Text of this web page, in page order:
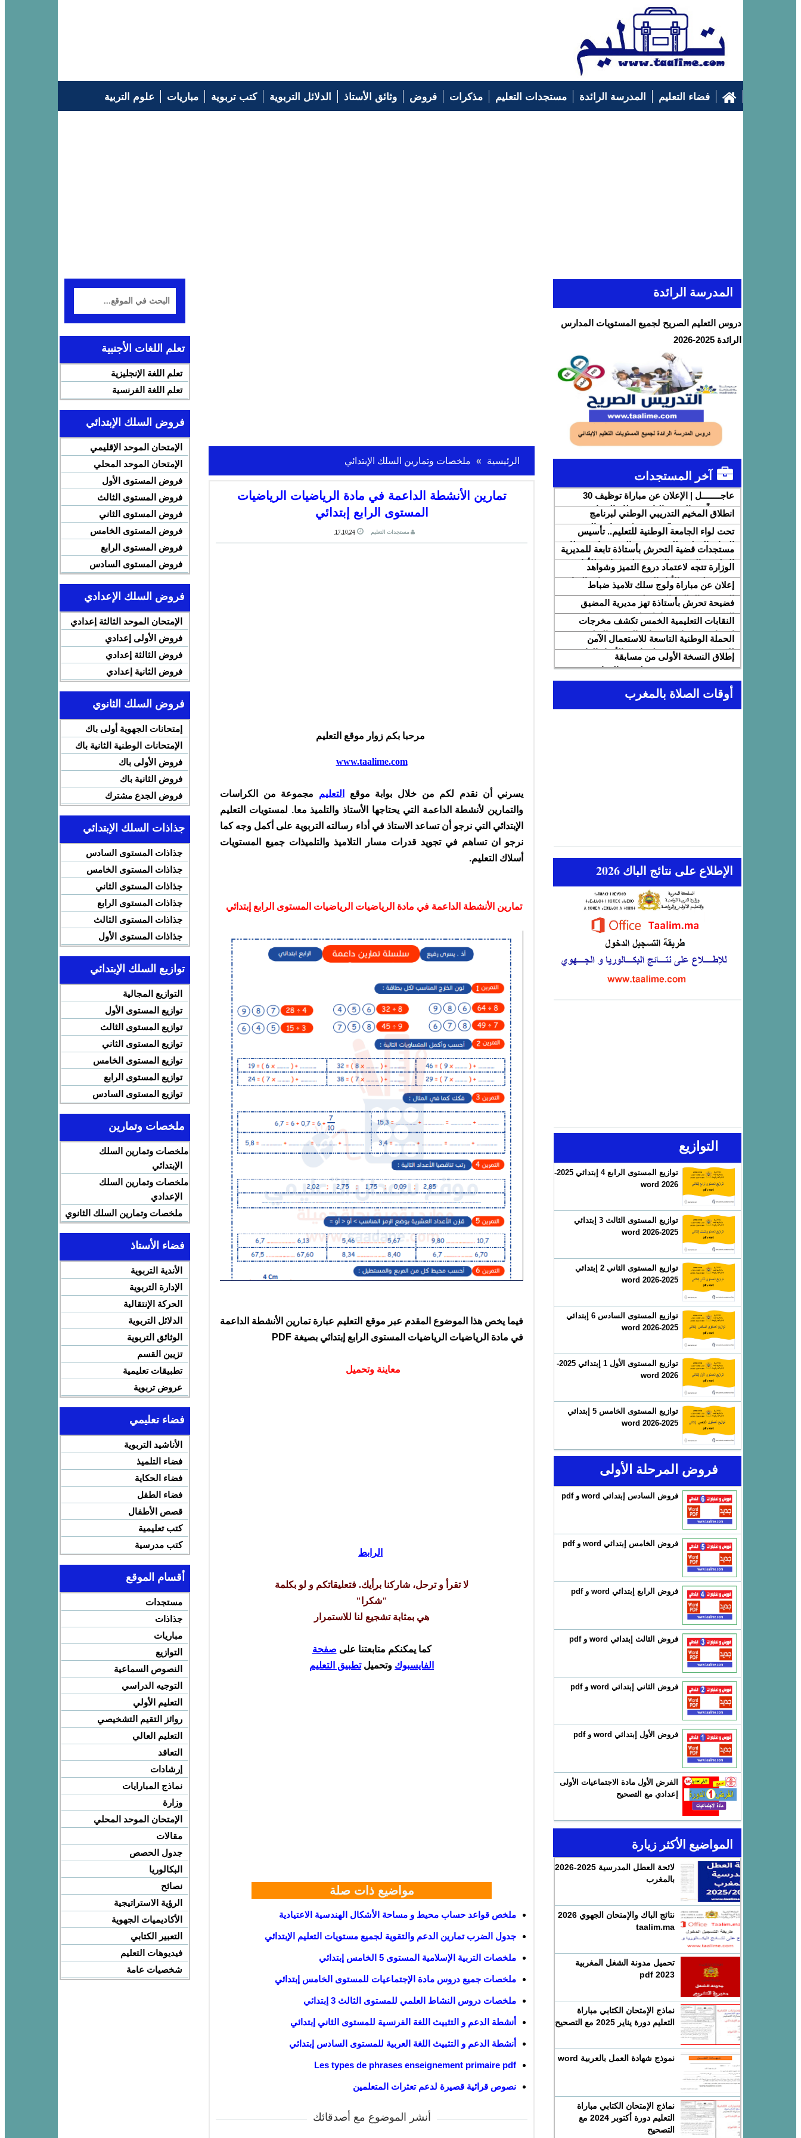
فضاء التعليم المدرسة الرائدة مستجدات التعليم مذكرات فروض وثائق الأستاذ الدلائل التربوية كتب تربوية مباريات
علوم التربية
الرئيسية ملخصات وتمارين السلك الإبتدائي
تمارين الأنشطة الداعمة في مادة الرياضيات الرياضيات
المستوى الرابع إبتدائي
مستجدات التعليم 17.10.24
مرحبا بكم زوار موقع التعليم
www.taalime.com
يسرني أن نقدم لكم من خلال بوابة موقع التعليم مجموعة من الكراسات
والتمارين لأنشطة الداعمة التي يحتاجها الأستاذ والتلميذ معا. لمستويات التعليم
الإبتدائي التي نرجو أن تساعد الاستاذ في أداء رسالته التربوية على أكمل وجه كما
نرجو ان تساهم في تجويد قدرات مسار
التلاميذ والتلميذات جميع المستويات
أسلاك التعليم.
تمارين الأنشطة الداعمة في مادة الرياضيات الرياضيات المستوى الرابع إبتدائي
فيما يخص هذا الموضوع المقدم عبر موقع التعليم عبارة تمارين الأنشطة الداعمة
في مادة الرياضيات الرياضيات المستوى الرابع إبتدائي بصيغة PDF
معاينة وتحميل
الرابط
لا تقرأ و ترحل، شاركنا برأيك. فتعليقاتكم و لو بكلمة
"شكرا"
هي بمثابة تشجيع لنا للاستمرار
كما يمكنكم متابعتنا على صفحة
الفايسبوك وتحميلتطبيق التعليم
مواضيع ذات صلة
ملخص قواعد حساب محيط و مساحة الأشكال الهندسية الاعتيادية
جدول الضرب تمارين الدعم والتقوية لجميع مستويات التعليم الإبتدائي
ملخصات التربية الإسلامية المستوى 5 الخامس إبتدائي
ملخصات جميع دروس مادة الإجتماعيات للمستوى الخامس إبتدائي
ملخصات دروس النشاط العلمي للمستوى الثالث 3 إبتدائي
أنشطة الدعم و التثبيث اللغة الفرنسية للمستوى الثاني إبتدائي
أنشطة الدعم و التثبيث اللغة العربية للمستوى السادس إبتدائي
Les types de phrases enseignement primaire pdf
نصوص قرائية قصيرة لدعم تعثرات المتعلمين
أنشر الموضوع مع أصدقائك
المدرسة الرائدة
دروس التعليم الصريح لجميع المستويات المدارس
الرائدة 2025-2026
آخر المستجدات
عاجــــــــل | الإعلان عن مباراة توظيف 30
متصرفاً من الدرجة الثانية بقطاع الشباب
انطلاق المخيم التدريبي الوطني لبرنامج
DigiSchool بشراكة مع شركة هواوي المغرب
تحت لواء الجامعة الوطنية للتعليم.. تأسيس
النقابة الوطنية للمتصرفين والمتصرفات بقطاع
التربية الوطنية SNASE وانتخاب مكتبها
الوطني
مستجدات قضية التحرش بأستاذة تابعة للمديرية
الإقليمية المضيق الفنيدق ولجنة تابعة للأكاديمية
الجهوية للتربية والتكوين بجهة طنجة تطوان
الحسيمة، تحل بذات المديرية الإقليمية
الوزارة تتجه لاعتماد دروع التميز وشواهد
تقديرية لتثمين الأداء التربوي بمؤسسات الريادة
إعلان عن مباراة ولوج سلك تلاميذ ضباط
المدرسة الملكية الجوية لسنة 2026
فضيحة تحرش بأستاذة تهز مديرية المضيق
الفنيدق… تحقيق عاجل ولجنة تفتيش على
الخط
النقابات التعليمية الخمس تكشف مخرجات
اجتماع 12 فبراير مع وزارة التربية والتعليم
وتطالب بتسريع تنزيل الالتزامات
الحملة الوطنية التاسعة للاستعمال الآمن
للإنترنت: تعبئة تربوية لمواجهة الأخبار الزائفة
في عصر الذكاء الاصطناعي
إطلاق النسخة الأولى من مسابقة
“Cap'Lecture Maroc” لتعزيز القراءة
بالفرنسية سنة 2026
أوقات الصلاة بالمغرب
الإطلاع على نتائج الباك 2026
التوازيع
توازيع المستوى الرابع 4 إبتدائي 2025-
2026 word
توازيع المستوى الثالث 3 إبتدائي
2025-2026 word
توازيع المستوى الثاني 2 إبتدائي
2025-2026 word
توازيع المستوى السادس 6 إبتدائي
2025-2026 word
توازيع المستوى الأول 1 إبتدائي 2025-
2026 word
توازيع المستوى الخامس 5 إبتدائي
2025-2026 word
فروض المرحلة الأولى
فروض السادس إبتدائي word و pdf
فروض الخامس إبتدائي word و pdf
فروض الرابع إبتدائي word و pdf
فروض الثالث إبتدائي word و pdf
فروض الثاني إبتدائي word و pdf
فروض الأول إبتدائي word و pdf
الفرض الأول مادة الاجتماعيات الأولى
إعدادي مع التصحيح
المواضيع الأكثر زيارة
لائحة العطل المدرسية 2025-2026
بالمغرب
نتائج الباك والإمتحان الجهوي 2026
taalim.ma
تحميل مدونة الشغل المغربية
2023 pdf
نماذج الإمتحان الكتابي مباراة
التعليم دورة يناير 2025 مع التصحيح
نموذج شهادة العمل بالعربية word
نماذج الإمتحان الكتابي مباراة
التعليم دورة أكتوبر 2024 مع
التصحيح
تعلم اللغات الأجنبية
تعلم اللغة الإنجليزية
تعلم اللغة الفرنسية
فروض السلك الإبتدائي
الإمتحان الموحد الإقليمي
الإمتحان الموحد المحلي
فروض المستوى الأول
فروض المستوى الثالث
فروض المستوى الثاني
فروض المستوى الخامس
فروض المستوى الرابع
فروض المستوى السادس
فروض السلك الإعدادي
الإمتحان الموحد الثالثة إعدادي
فروض الأولى إعدادي
فروض الثالثة إعدادي
فروض الثانية إعدادي
فروض السلك الثانوي
إمتحانات الجهوية أولى باك
الإمتحانات الوطنية الثانية باك
فروض الأولى باك
فروض الثانية باك
فروض الجدع مشترك
جذاذات السلك الإبتدائي
جذاذات المستوى السادس
جذاذات المستوى الخامس
جذاذات المستوى الثاني
جذاذات المستوى الرابع
جذاذات المستوى الثالث
جذاذات المستوى الأول
توازيع السلك الإبتدائي
التوازيع المجالية
توازيع المستوى الأول
توازيع المستوى الثالث
توازيع المستوى الثاني
توازيع المستوى الخامس
توازيع المستوى الرابع
توازيع المستوى السادس
ملخصات وتمارين
ملخصات وتمارين السلك
الإبتدائي
ملخصات وتمارين السلك
الإعدادي
ملخصات وتمارين السلك الثانوي
فضاء الأستاذ
الأندية التربوية
الإدارة التربوية
الحركة الإنتقالية
الدلائل التربوية
الوثائق التربوية
تزيين القسم
تطبيقات تعليمية
عروض تربوية
فضاء تعليمي
الأناشيد التربوية
فضاء التلميذ
فضاء الحكاية
فضاء الطفل
قصص الأطفال
كتب تعليمية
كتب مدرسية
أقسام الموقع
مستجدات
جذاذات
مباريات
التوازيع
النصوص السماعية
التوجيه الدراسي
التعليم الأولي
روائز التقيم التشخيصي
التعليم العالي
التعاقد
إرشادات
نماذج المبارايات
وزارة
الإمتحان الموحد المحلي
مقالات
جدول الحصص
البكالوريا
نصائح
الرؤية الاستراتيجية
الأكاديميات الجهوية
التعبير الكتابي
فيديوهات التعليم
شخصيات عامة